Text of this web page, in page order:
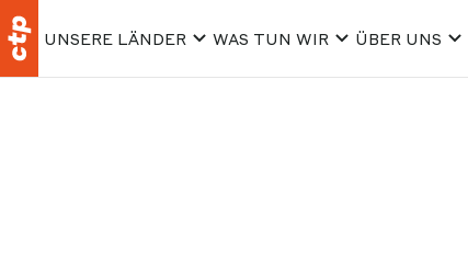
UNSERE LÄNDER WAS TUN WIR ÜBER UNS